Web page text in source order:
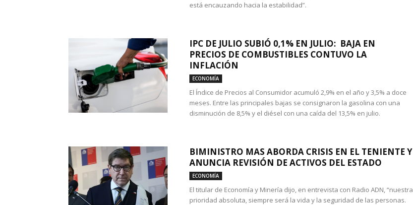
está encauzando hacia la estabilidad”.
IPC DE JULIO SUBIÓ 0,1% EN JULIO: BAJA EN
PRECIOS DE COMBUSTIBLES CONTUVO LA
INFLACIÓN
ECONOMÍA
El Índice de Precios al Consumidor acumuló 2,9% en el año y 3,5% a doce
meses. Entre las principales bajas se consignaron la gasolina con una
disminución de 8,5% y el diésel con una caída del 13,5% en julio.
BIMINISTRO MAS ABORDA CRISIS EN EL TENIENTE Y
ANUNCIA REVISIÓN DE ACTIVOS DEL ESTADO
ECONOMÍA
El titular de Economía y Minería dijo, en entrevista con Radio ADN, “nuestra
prioridad absoluta, siempre será la vida y la seguridad de las personas.